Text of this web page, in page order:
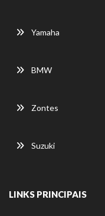
Yamaha
BMW
Zontes
Suzuki
LINKS PRINCIPAIS